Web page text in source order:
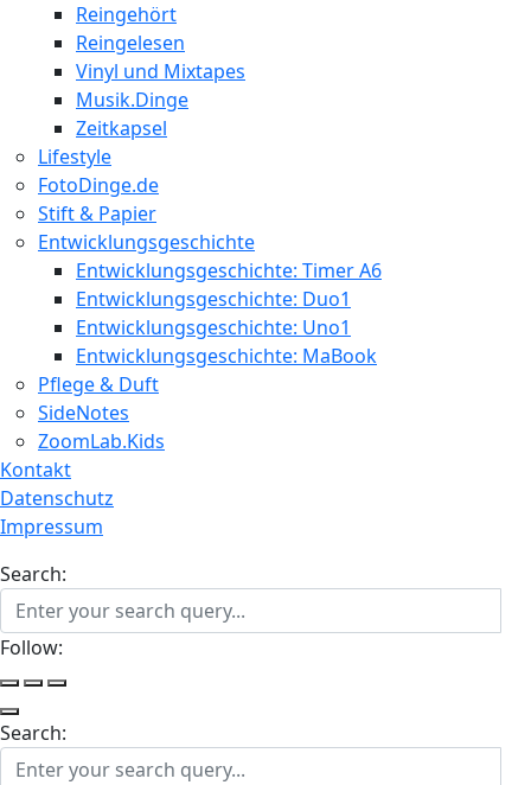
Reingehört
Reingelesen
Vinyl und Mixtapes
Musik.Dinge
Zeitkapsel
Lifestyle
FotoDinge.de
Stift & Papier
Entwicklungsgeschichte
Entwicklungsgeschichte: Timer A6
Entwicklungsgeschichte: Duo1
Entwicklungsgeschichte: Uno1
Entwicklungsgeschichte: MaBook
Pflege & Duft
SideNotes
ZoomLab.Kids
Kontakt
Datenschutz
Impressum
Search:
Follow:
Search: